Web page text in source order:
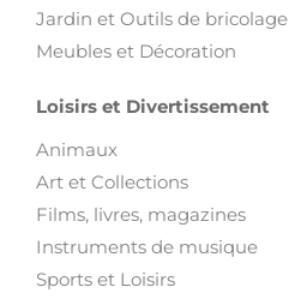
Jardin et Outils de bricolage
Meubles et Décoration
Loisirs et Divertissement
Animaux
Art et Collections
Films, livres, magazines
Instruments de musique
Sports et Loisirs